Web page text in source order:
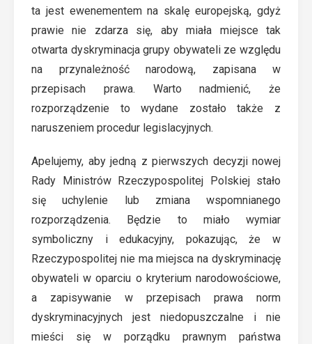
ta jest ewenementem na skalę europejską, gdyż
prawie nie zdarza się, aby miała miejsce tak
otwarta dyskryminacja grupy obywateli ze względu
na przynależność narodową, zapisana w
przepisach prawa. Warto nadmienić, że
rozporządzenie to wydane zostało także z
naruszeniem procedur legislacyjnych.
Apelujemy, aby jedną z pierwszych decyzji nowej
Rady Ministrów Rzeczypospolitej Polskiej stało
się uchylenie lub zmiana wspomnianego
rozporządzenia. Będzie to miało wymiar
symboliczny i edukacyjny, pokazując, że w
Rzeczypospolitej nie ma miejsca na dyskryminację
obywateli w oparciu o kryterium narodowościowe,
a zapisywanie w przepisach prawa norm
dyskryminacyjnych jest niedopuszczalne i nie
mieści się w porządku prawnym państwa